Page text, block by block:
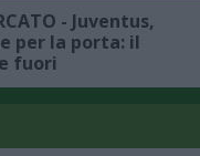
- Juventus,
per la porta: il
fuori